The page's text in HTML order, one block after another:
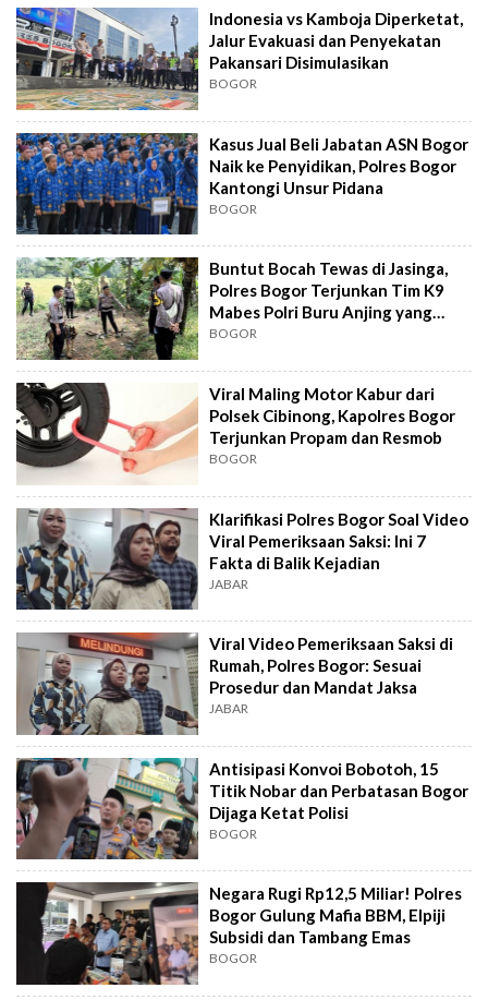
Indonesia vs Kamboja Diperketat,
Jalur Evakuasi dan Penyekatan
Pakansari Disimulasikan
BOGOR
Kasus Jual Beli Jabatan ASN Bogor
Naik ke Penyidikan, Polres Bogor
Kantongi Unsur Pidana
BOGOR
Buntut Bocah Tewas di Jasinga,
Polres Bogor Terjunkan Tim K9
Mabes Polri Buru Anjing yang
Lepas
BOGOR
Viral Maling Motor Kabur dari
Polsek Cibinong, Kapolres Bogor
Terjunkan Propam dan Resmob
BOGOR
Klarifikasi Polres Bogor Soal Video
Viral Pemeriksaan Saksi: Ini 7
Fakta di Balik Kejadian
JABAR
Viral Video Pemeriksaan Saksi di
Rumah, Polres Bogor: Sesuai
Prosedur dan Mandat Jaksa
JABAR
Antisipasi Konvoi Bobotoh, 15
Titik Nobar dan Perbatasan Bogor
Dijaga Ketat Polisi
BOGOR
Negara Rugi Rp12,5 Miliar! Polres
Bogor Gulung Mafia BBM, Elpiji
Subsidi dan Tambang Emas
BOGOR